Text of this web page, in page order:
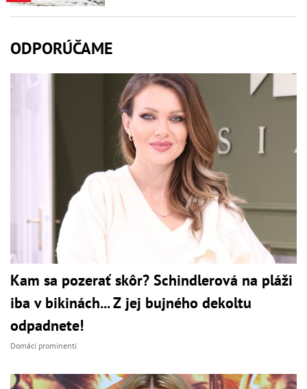
ODPORÚČAME
Kam sa pozerať skôr? Schindlerová na pláži
iba v bikinách... Z jej bujného dekoltu
odpadnete!
Domáci prominenti